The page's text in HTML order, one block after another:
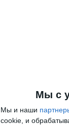
Мы с
Мы и наши
cookie, и